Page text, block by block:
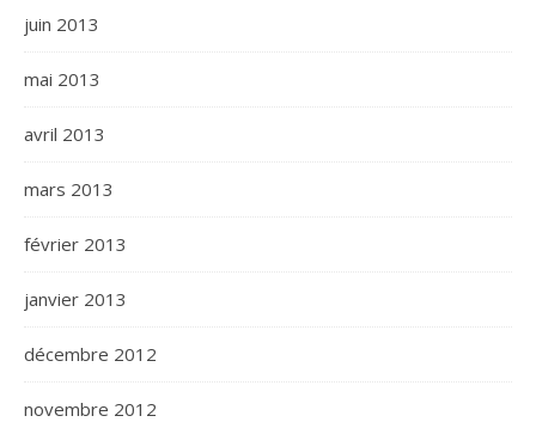
juin 2013
mai 2013
avril 2013
mars 2013
février 2013
janvier 2013
décembre 2012
novembre 2012